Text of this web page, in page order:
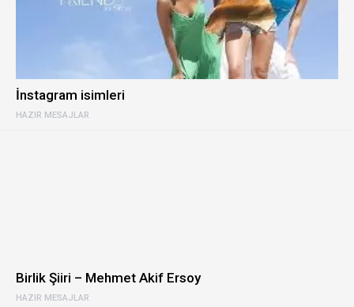
HAZIR MESAJLAR
İnstagram isimleri
HAZIR MESAJLAR
Birlik Şiiri – Mehmet Akif Ersoy